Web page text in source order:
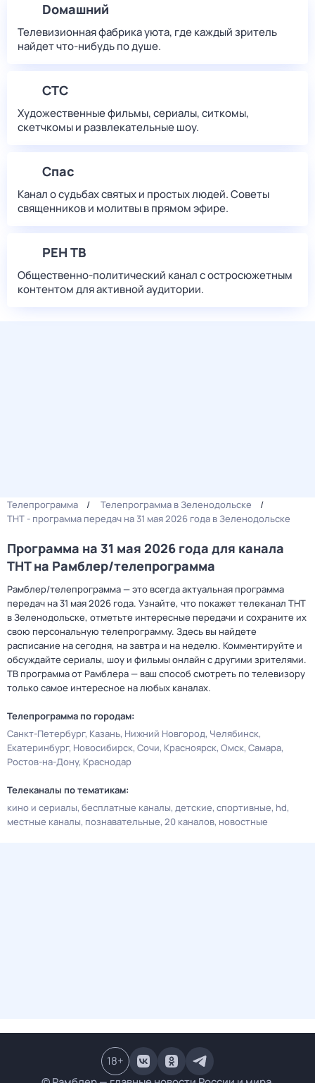
Dомашний
Телевизионная фабрика уюта, где каждый зритель
найдет что‑нибудь по душе.
СТС
Художественные фильмы, сериалы, ситкомы,
скетчкомы и развлекательные шоу.
Спас
Канал о судьбах святых и простых людей. Советы
священников и молитвы в прямом эфире.
РЕН ТВ
Общественно-политический канал с остросюжетным
контентом для активной аудитории.
Телепрограмма
Телепрограмма в Зеленодольске
ТНТ - программа передач на 31 мая 2026 года в Зеленодольске
Программа на 31 мая 2026 года для канала
ТНТ на Рамблер/телепрограмма
Рамблер/телепрограмма — это всегда актуальная программа
передач на 31 мая 2026 года. Узнайте, что покажет телеканал ТНТ
в Зеленодольске, отметьте интересные передачи и сохраните их
свою персональную телепрограмму. Здесь вы найдете
расписание на сегодня, на завтра и на неделю. Комментируйте и
обсуждайте сериалы, шоу и фильмы онлайн с другими зрителями.
ТВ программа от Рамблера — ваш способ смотреть по телевизору
только самое интересное на любых каналах.
Телепрограмма по городам:
Санкт-Петербург Казань Нижний Новгород Челябинск
Екатеринбург Новосибирск Сочи Красноярск Омск Самара
Ростов-на-Дону Краснодар
Телеканалы по тематикам:
кино и сериалы бесплатные каналы детские спортивные hd
местные каналы познавательные 20 каналов новостные
18+